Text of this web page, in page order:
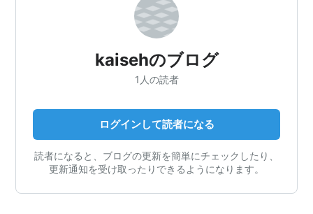
kaisehのブログ
1人の読者
ログインして読者になる
読者になると、ブログの更新を簡単にチェックしたり、
更新通知を受け取ったりできるようになります。